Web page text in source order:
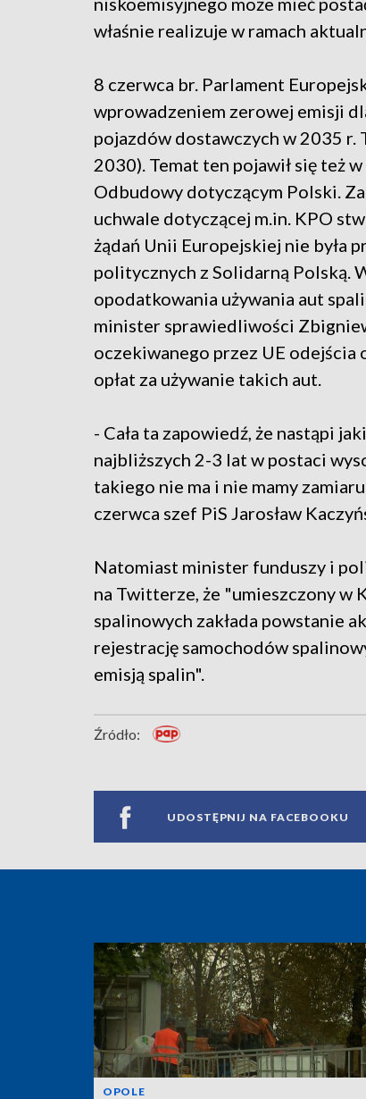
właśnie realizuje w ramach
8 czerwca br. Parlament
wprowadzeniem zerowej emisji
pojazdów dostawczych w 2035
2030). Temat ten pojawił się też
Odbudowy dotyczącym Polski.
uchwale dotyczącej m.in. KPO
żądań Unii Europejskiej nie była
politycznych z Solidarną Polską.
opodatkowania używania aut
minister sprawiedliwości
oczekiwanego przez UE
opłat za używanie takich aut.
- Cała ta zapowiedź, że nastąpi
najbliższych 2-3 lat w postaci
takiego nie ma i nie mamy
czerwca szef PiS Jarosław
Natomiast minister funduszy i
na Twitterze, że "umieszczony w
spalinowych zakłada powstanie
rejestrację samochodów
emisją spalin".
Źródło:
UDOSTĘPNIJ NA FACEBOOKU
OPOLE